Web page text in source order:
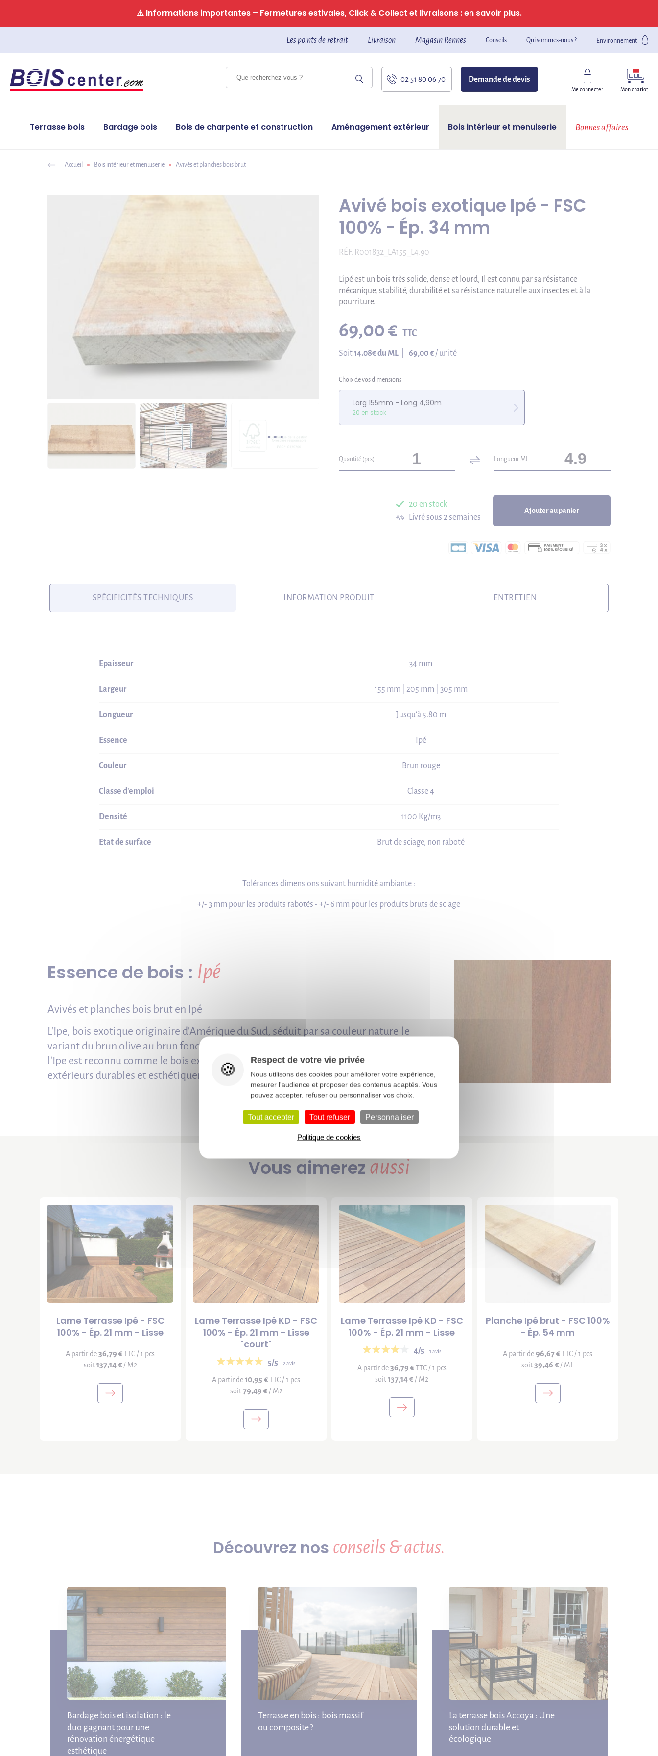
⚠️ Informations importantes – Fermetures estivales, Click & Collect et livraisons : en savoir plus.
Les points de retrait Livraison Magasin Rennes Conseils Qui sommes-nous ? Environnement
02 51 80 06 70 Demande de devis
Me connecter Mon chariot
Terrasse bois Bardage bois Bois de charpente et construction Aménagement extérieur Bois intérieur et menuiserie Bonnes affaires
Accueil Bois intérieur et menuiserie Avivés et planches bois brut
Avivé bois exotique Ipé - FSC
100% - Ép. 34 mm
RÉF. R001832_LA155_L4.90
L'ipé est un bois très solide, dense et lourd, Il est connu par sa résistance
mécanique, stabilité, durabilité et sa résistance naturelle aux insectes et à la
pourriture.
69,00 € TTC
Soit14.08€ du ML 69,00 € / unité
Choix de vos dimensions
Larg 155mm - Long 4,90m
20 en stock
Quantité (pcs) Longueur ML
20 en stock
Livré sous 2 semaines
Ajouter au panier
SPÉCIFICITÉS TECHNIQUES INFORMATION PRODUIT ENTRETIEN
Epaisseur 34 mm
Largeur 155 mm | 205 mm | 305 mm
Longueur Jusqu'à 5.80 m
Essence Ipé
Couleur Brun rouge
Classe d'emploi Classe 4
Densité 1100 Kg/m3
Etat de surface Brut de sciage, non raboté
Tolérances dimensions suivant humidité ambiante :
+/- 3 mm pour les produits rabotés - +/- 6 mm pour les produits bruts de sciage
Essence de bois : Ipé
Avivés et planches bois brut en Ipé
L'Ipe, bois exotique originaire d'Amérique du Sud, séduit par sa couleur naturelle
variant du brun olive au brun foncé. Distingué par sa stabilité exceptionnelle,
l'Ipe est reconnu comme le bois exotique le plus fiable pour créer des espaces
extérieurs durables et esthétiquement irrésistibles.
Vous aimerez aussi
Lame Terrasse Ipé - FSC
100% - Ép. 21 mm - Lisse
A partir de36,79 €TTC / 1 pcs
soit137,14 €/ M2
Lame Terrasse Ipé KD - FSC
100% - Ép. 21 mm - Lisse
"court"
5/5 2 avis
A partir de10,95 €TTC / 1 pcs
soit79,49 €/ M2
Lame Terrasse Ipé KD - FSC
100% - Ép. 21 mm - Lisse
4/5 1 avis
A partir de36,79 €TTC / 1 pcs
soit137,14 € / M2
Planche Ipé brut - FSC 100%
- Ép. 54 mm
A partir de96,67 €TTC / 1 pcs
soit39,46 € / ML
Découvrez nos conseils & actus.
Bardage bois et isolation : le
duo gagnant pour une
rénovation énergétique
esthétique
Terrasse en bois : bois massif
ou composite ?
La terrasse bois Accoya : Une
solution durable et
écologique
Respect de votre vie privée
Nous utilisons des cookies pour améliorer votre expérience,
mesurer l'audience et proposer des contenus adaptés. Vous
pouvez accepter, refuser ou personnaliser vos choix.
Tout accepter Tout refuser Personnaliser
Politique de cookies